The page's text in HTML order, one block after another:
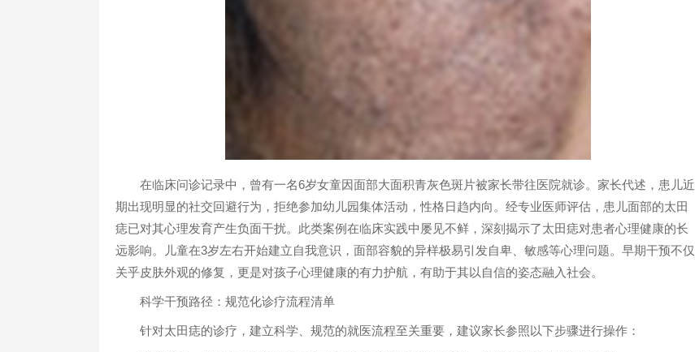
在临床问诊记录中，曾有一名6岁女童因面部大面积青灰色斑片被家长带往医院就诊。家长代述，患儿近
期出现明显的社交回避行为，拒绝参加幼儿园集体活动，性格日趋内向。经专业医师评估，患儿面部的太田
痣已对其心理发育产生负面干扰。此类案例在临床实践中屡见不鲜，深刻揭示了太田痣对患者心理健康的长
远影响。儿童在3岁左右开始建立自我意识，面部容貌的异样极易引发自卑、敏感等心理问题。早期干预不仅
关乎皮肤外观的修复，更是对孩子心理健康的有力护航，有助于其以自信的姿态融入社会。
科学干预路径：规范化诊疗流程清单
针对太田痣的诊疗，建立科学、规范的就医流程至关重要，建议家长参照以下步骤进行操作：